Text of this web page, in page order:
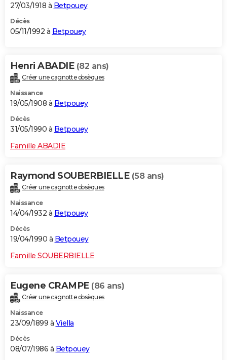
27/03/1918 à Betpouey
Décès
05/11/1992 à Betpouey
Henri ABADIE (82 ans)
Créer une cagnotte obsèques
Naissance
19/05/1908 à Betpouey
Décès
31/05/1990 à Betpouey
Famille ABADIE
Raymond SOUBERBIELLE (58 ans)
Créer une cagnotte obsèques
Naissance
14/04/1932 à Betpouey
Décès
19/04/1990 à Betpouey
Famille SOUBERBIELLE
Eugene CRAMPE (86 ans)
Créer une cagnotte obsèques
Naissance
23/09/1899 à Viella
Décès
08/07/1986 à Betpouey